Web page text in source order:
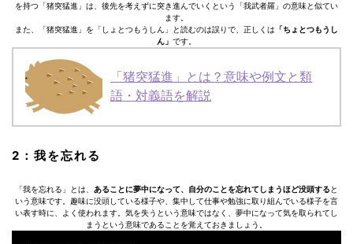
を持つ「猪突猛進」は、後先を考えずに突き進んでいくという「我武者羅」の意味と似てい
ます。
また、「猪突猛進」を「しょとつもうしん」と読むのは誤りで、正しくは 「ちょとつもうし
ん」 です。
「猪突猛進」とは？意味や例文と類
語・対義語を解説
2：我を忘れる
「我を忘れる」とは、 あることに夢中になって、自分のことを忘れてしまうほど没頭する と
いう意味です。趣味に没頭している様子や、集中して仕事や勉強に取り組んでいる様子を言
い表す時に、よく使われます。気を失うという意味ではなく、夢中になって気を取られてし
まうという意味であることを覚えておきましょう。